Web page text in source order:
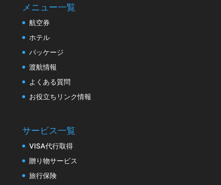
メニュー一覧
航空券
ホテル
パッケージ
渡航情報
よくある質問
お役立ちリンク情報
サービス一覧
VISA代行取得
贈り物サービス
旅行保険